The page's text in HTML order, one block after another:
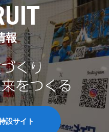
報
設サイト